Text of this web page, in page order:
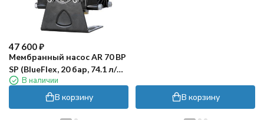
47 600₽
Мембранный насос AR 70 BP
SP (BlueFlex, 20 бар, 74.1 л/
мин, внешний вал 35 мм)
В наличии
В корзину В корзину